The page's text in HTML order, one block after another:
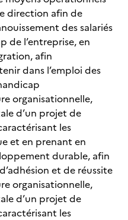
direction afin de
des salariés
de l’entreprise, en
afin
dans l’emploi des
organisationnelle,
d’un projet de
les
et en prenant en
durable, afin
et de réussite
organisationnelle,
d’un projet de
les